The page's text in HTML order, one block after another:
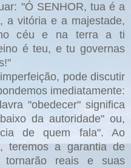
"Ó SENHOR, tua é a
a vitória e a majestade,
céu e na terra a ti
é teu, e tu governas
pode discutir
imediatamente:
"obedecer" significa
da autoridade" ou,
de quem fala". Ao
teremos a garantia de
reais e suas